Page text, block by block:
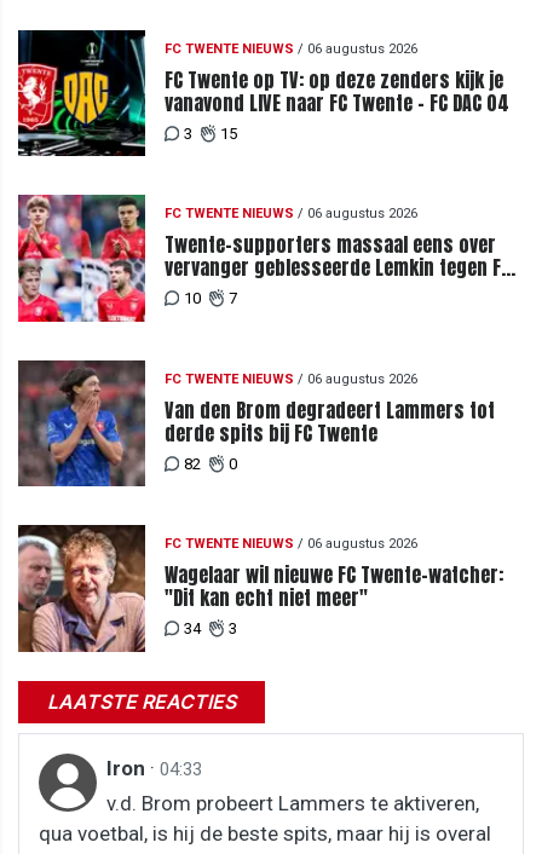
FC TWENTE NIEUWS / 06 augustus 2026
FC Twente op TV: op deze zenders kijk je
vanavond LIVE naar FC Twente - FC DAC 04
3 15
FC TWENTE NIEUWS / 06 augustus 2026
Twente-supporters massaal eens over
vervanger geblesseerde Lemkin tegen FC
DAC 04
10 7
FC TWENTE NIEUWS / 06 augustus 2026
Van den Brom degradeert Lammers tot
derde spits bij FC Twente
82 0
FC TWENTE NIEUWS / 06 augustus 2026
Wagelaar wil nieuwe FC Twente-watcher:
"Dit kan echt niet meer"
34 3
LAATSTE REACTIES
Iron · 04:33
v.d. Brom probeert Lammers te aktiveren,
qua voetbal, is hij de beste spits, maar hij is overal